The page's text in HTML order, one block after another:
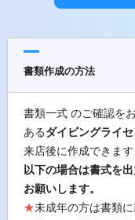
書類作成の方法
書類一式 のご確認を
ある ダイビングライ
来店後に作成できます
以下の場合は書式を
お願いします。
★未成年の方は書類